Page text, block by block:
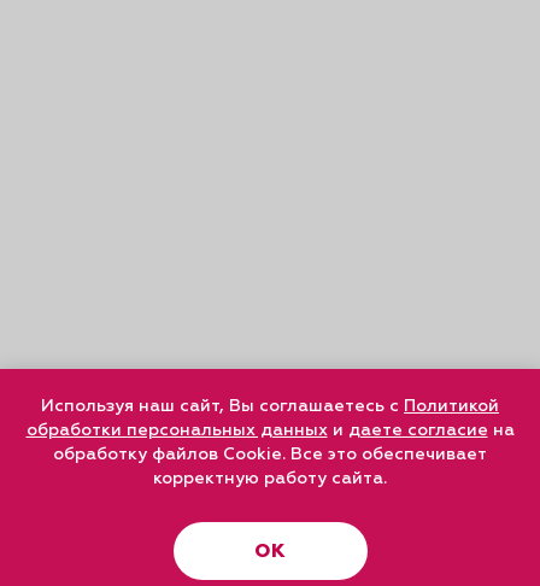
Используя наш сайт, Вы соглашаетесь с Политикой
обработки персональных данныхи даете согласие на
обработку файлов Cookie. Все это обеспечивает
корректную работу сайта.
ОК